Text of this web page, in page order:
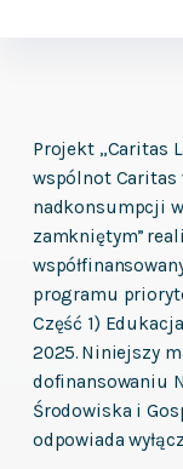
Projekt „Caritas
wspólnot Caritas
nadkonsumpcji
zamkniętym”
programu
Część 1)
2025. Niniejszy
dofinansowaniu
Środowiska i
odpowiada